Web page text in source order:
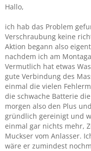
Hallo,
ich hab das Problem
Verschraubung keine
Aktion begann also
nachdem ich am
Vermutlich hat etwas
gute Verbindung des
einmal die vielen
die schwache Batterie
morgen also den Plus
gründlich gereinigt und
einmal gar nichts mehr,
Muckser vom Anlasser.
wäre er zumindest